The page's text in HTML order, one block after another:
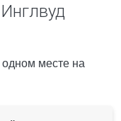
одном месте на